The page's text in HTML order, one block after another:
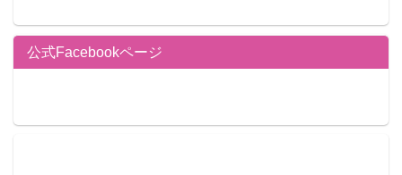
公式Facebookページ